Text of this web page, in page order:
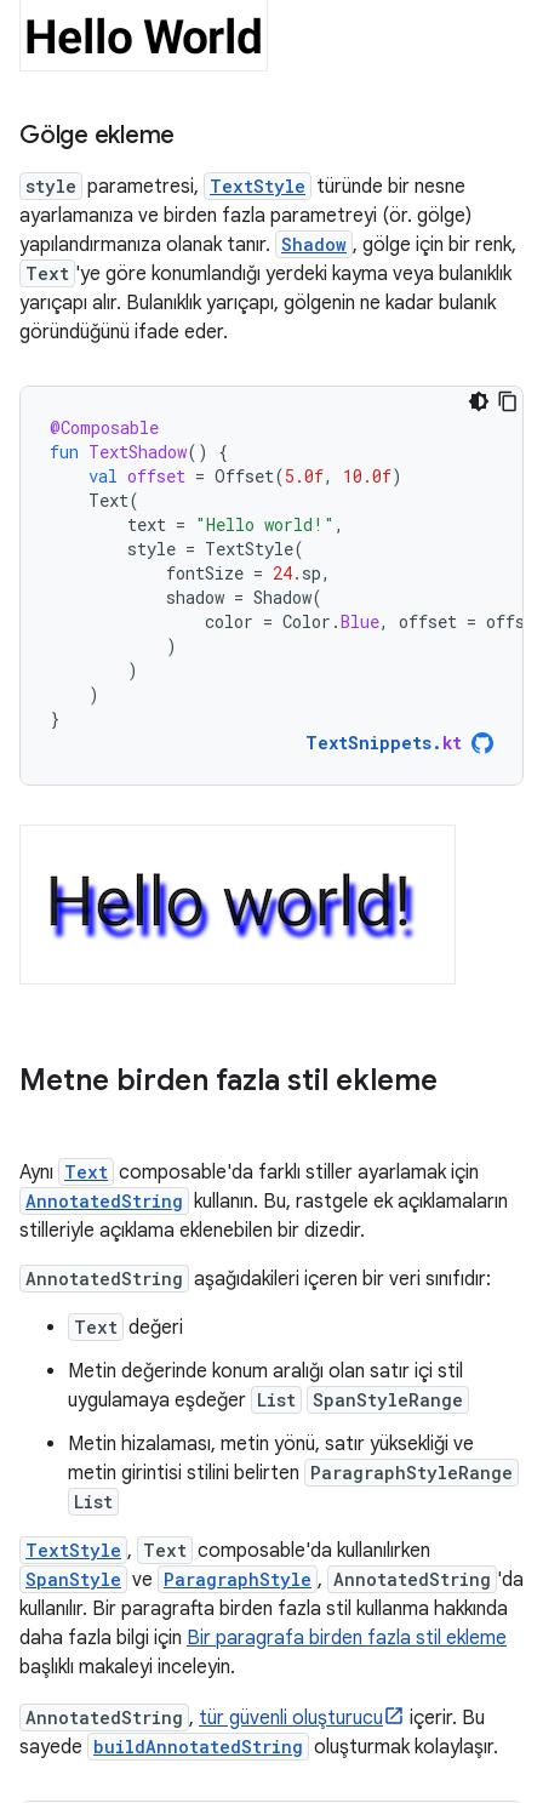
Gölge ekleme
style parametresi, TextStyle türünde bir nesne
ayarlamanıza ve birden fazla parametreyi (ör. gölge)
yapılandırmanıza olanak tanır. Shadow , gölge için bir renk,
Text 'ye göre konumlandığı yerdeki kayma veya bulanıklık
yarıçapı alır. Bulanıklık yarıçapı, gölgenin ne kadar bulanık
göründüğünü ifade eder.
@Composable
fun TextShadow()
{
val offset = Offset(5.0f, 10.0f)
Text(
text = "Hello world!" ,
style = TextStyle(
fontSize = 24. sp,
shadow = Shadow(
color = Color .Blue, offset = offset
)
)
)
}
TextSnippets. kt
Metne birden fazla stil ekleme
Aynı Text composable'da farklı stiller ayarlamak için
AnnotatedString kullanın. Bu, rastgele ek açıklamaların
stilleriyle açıklama eklenebilen bir dizedir.
AnnotatedString aşağıdakileri içeren bir veri sınıfıdır:
Text değeri
Metin değerinde konum aralığı olan satır içi stil
uygulamaya eşdeğer List SpanStyleRange
Metin hizalaması, metin yönü, satır yüksekliği ve
metin girintisi stilini belirten ParagraphStyleRange
List
TextStyle , Text composable'da kullanılırken
SpanStyle ve ParagraphStyle , AnnotatedString 'da
kullanılır. Bir paragrafta birden fazla stil kullanma hakkında
daha fazla bilgi için Bir paragrafa birden fazla stil ekleme
başlıklı makaleyi inceleyin.
AnnotatedString , tür güvenli oluşturucu
içerir. Bu
sayede buildAnnotatedString oluşturmak kolaylaşır.